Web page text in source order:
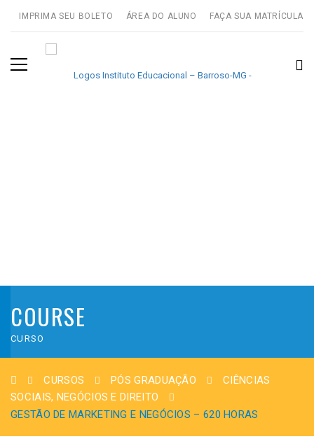
IMPRIMA SEU BOLETO ÁREA DO ALUNO FAÇA SUA MATRÍCULA
COURSE
CURSO
CURSOS PÓS GRADUAÇÃO
CIÊNCIAS
SOCIAIS, NEGÓCIOS E DIREITO
GESTÃO DE MARKETING E NEGÓCIOS – 620 HORAS